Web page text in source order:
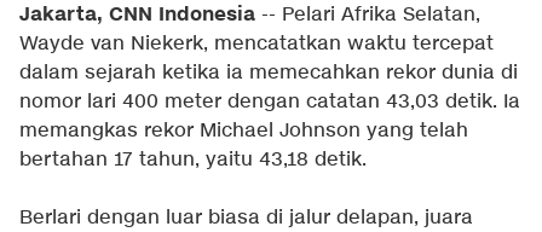
Jakarta, CNN Indonesia -- Pelari Afrika Selatan,
Wayde van Niekerk, mencatatkan waktu tercepat
dalam sejarah ketika ia memecahkan rekor dunia di
nomor lari 400 meter dengan catatan 43,03 detik. Ia
memangkas rekor Michael Johnson yang telah
bertahan 17 tahun, yaitu 43,18 detik.
Berlari dengan luar biasa di jalur delapan, juara